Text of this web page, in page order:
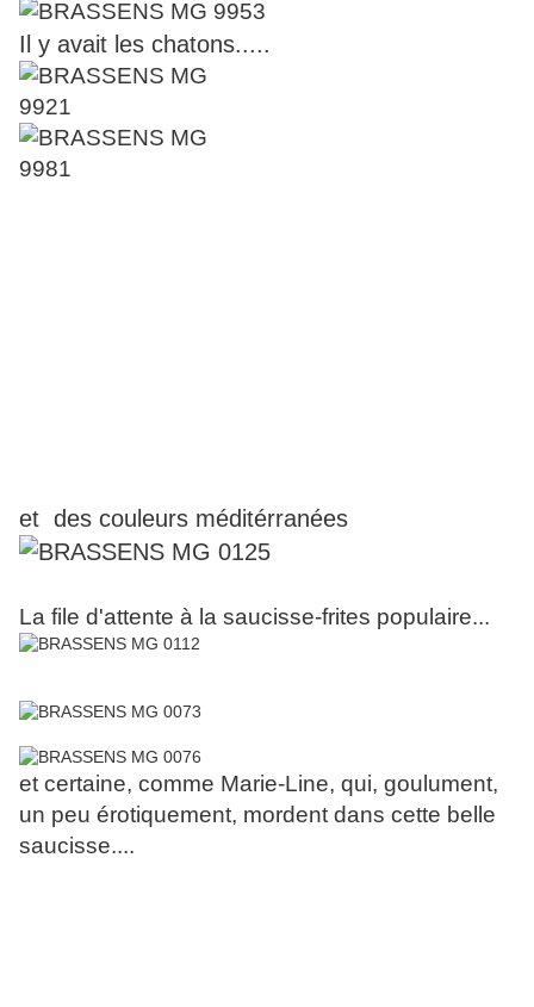
Il y avait les chatons.....
et des couleurs méditérranées
La file d'attente à la saucisse-frites populaire...
et certaine, comme Marie-Line, qui, goulument,
un peu érotiquement, mordent dans cette belle
saucisse....